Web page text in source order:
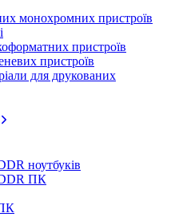
монохромних пристроїв
пристроїв
пристроїв
для друкованих
ноутбуків
DDR ПК